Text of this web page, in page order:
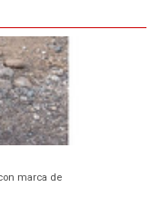
de la zona los próximos